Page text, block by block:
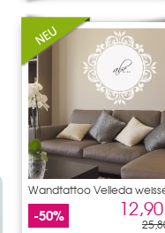
Wandtattoo Velleda
-50%